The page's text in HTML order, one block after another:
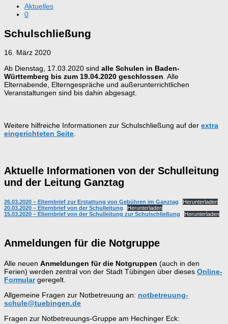
Aktuelles
0
Schulschließung
16. März 2020
Ab Dienstag, 17.03.2020 sind alle Schulen in Baden-
Württemberg bis zum 19.04.2020 geschlossen . Alle
Elternabende, Elterngespräche und außerunterrichtlichen
Veranstaltungen sind bis dahin abgesagt.
Weitere hilfreiche Informationen zur Schulschließung auf der extra
eingerichteten Seite
Aktuelle Informationen von der Schulleitung
und der Leitung Ganztag
26.03.2020 – Elternbrief zur Erstattung von Gebühren im Ganztag
Herunterladen
20.03.2020 – Elternbrief von der Schulleitung
Herunterladen
15.03.2020 – Elternbrief von der Schulleitung zur Schulschließung
Herunterladen
Anmeldungen für die Notgruppe
Alle neuen Anmeldungen für die Notgruppen (auch in den
Ferien) werden zentral von der Stadt Tübingen über dieses Online-
Formulargeregelt.
Allgemeine Fragen zur Notbetreuung an: notbetreuung-
schule@tuebingen.de
Fragen zur Notbetreuungs-Gruppe am Hechinger Eck: